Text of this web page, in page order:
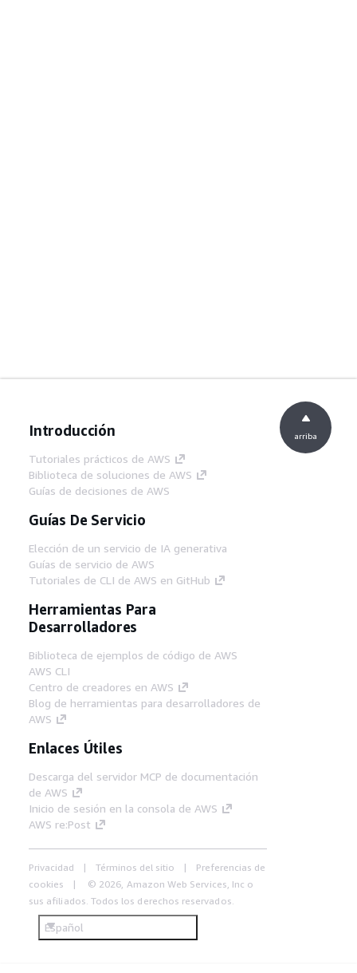
Introducción
Tutoriales prácticos de AWS
Biblioteca de soluciones de AWS
Guías de decisiones de AWS
Guías De Servicio
Elección de un servicio de IA generativa
Guías de servicio de AWS
Tutoriales de CLI de AWS en GitHub
Herramientas Para
Desarrolladores
Biblioteca de ejemplos de código de AWS
AWS CLI
Centro de creadores en AWS
Blog de herramientas para desarrolladores de
AWS
Enlaces Útiles
Descarga del servidor MCP de documentación
de AWS
Inicio de sesión en la consola de AWS
AWS re:Post
Privacidad Términos del sitio
Preferencias de
cookies
© 2026, Amazon Web Services, Inc o
sus afiliados. Todos los derechos reservados.
Español
arriba